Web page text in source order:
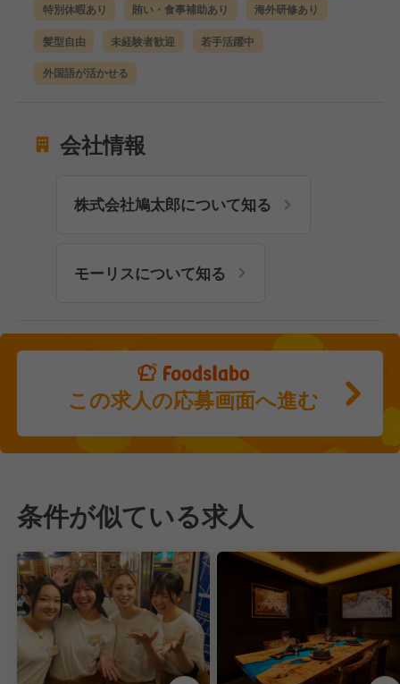
特別休暇あり 賄い・食事補助あり 海外研修あり
髪型自由 未経験者歓迎 若手活躍中
外国語が活かせる
会社情報
株式会社鳩太郎について知る
モーリスについて知る
この求人の応募画面へ進む
条件が似ている求人